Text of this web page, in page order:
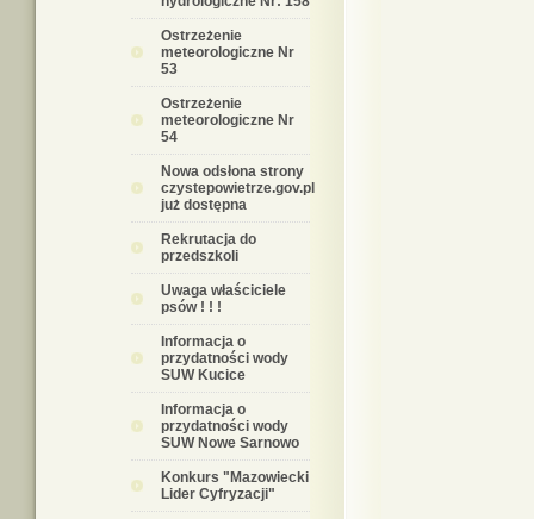
Ostrzeżenie
meteorologiczne Nr
53
Ostrzeżenie
meteorologiczne Nr
54
Nowa odsłona strony
czystepowietrze.gov.pl
już dostępna
Rekrutacja do
przedszkoli
Uwaga właściciele
psów ! ! !
Informacja o
przydatności wody
SUW Kucice
Informacja o
przydatności wody
SUW Nowe Sarnowo
Konkurs "Mazowiecki
Lider Cyfryzacji"